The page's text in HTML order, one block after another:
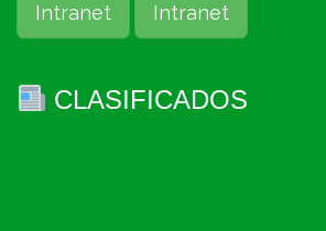
Intranet Intranet
CLASIFICADOS